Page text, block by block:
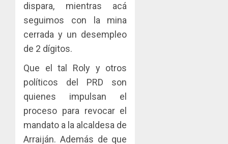
dispara, mientras acá
seguimos con la mina
cerrada y un desempleo
de 2 dígitos.
Que el tal Roly y otros
políticos del PRD son
quienes impulsan el
proceso para revocar el
mandato a la alcaldesa de
Arraiján. Además de que